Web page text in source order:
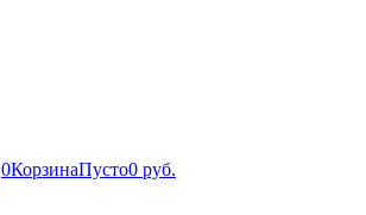
0КорзинаПусто0 руб.